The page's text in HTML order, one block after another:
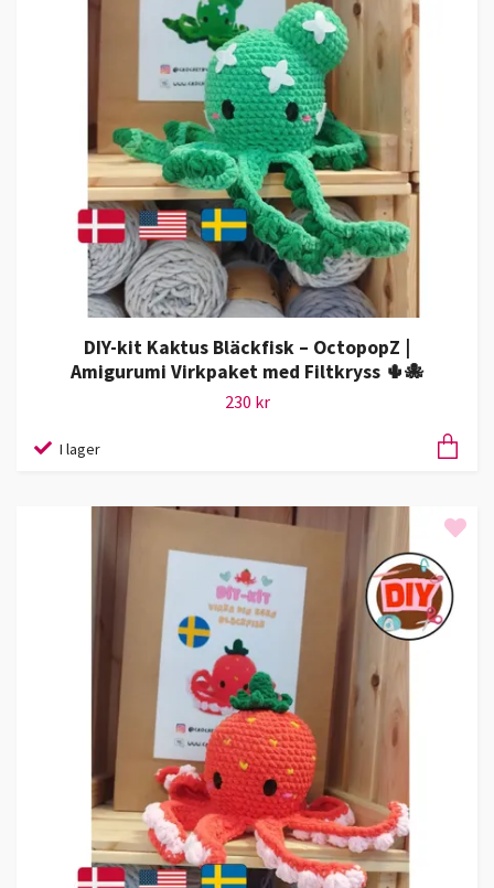
DIY-kit Kaktus Bläckfisk – OctopopZ |
Amigurumi Virkpaket med Filtkryss 🌵🐙
230 kr
I lager